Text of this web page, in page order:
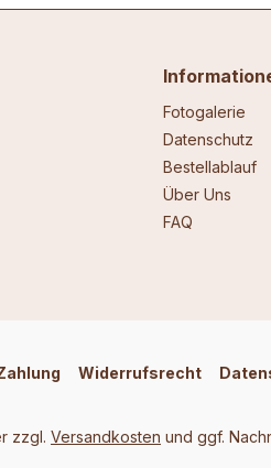
Fotogalerie
Datenschutz
Bestellablauf
Über Uns
FAQ
Widerrufsrecht
zzgl. Versandkosten und ggf.